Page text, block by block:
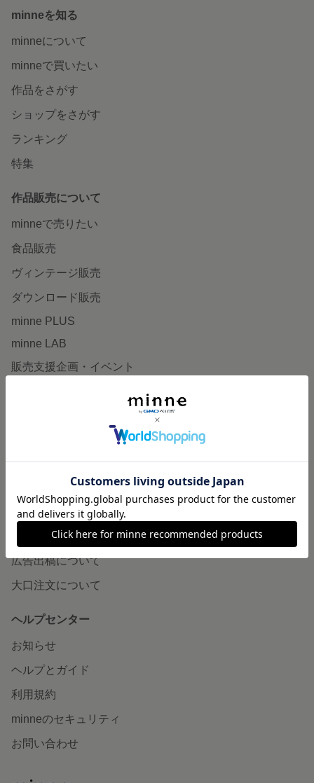
minneを知る
minneについて
minneで買いたい
作品をさがす
ショップをさがす
ランキング
特集
作品販売について
minneで売りたい
食品販売
ヴィンテージ販売
ダウンロード販売
minne PLUS
minne LAB
販売支援企画・イベント
minneとものづくりと
minneの本
企業の方へ
広告出稿について
大口注文について
ヘルプセンター
お知らせ
ヘルプとガイド
利用規約
minneのセキュリティ
お問い合わせ